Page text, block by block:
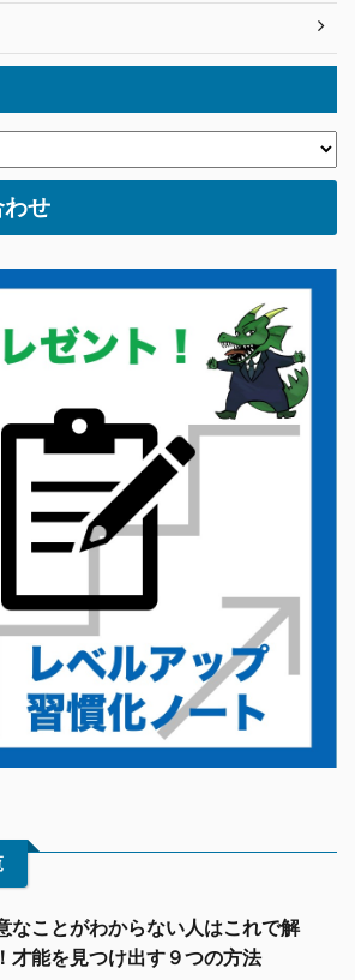
わせ
なことがわからない人はこれで解
才能を見つけ出す９つの方法